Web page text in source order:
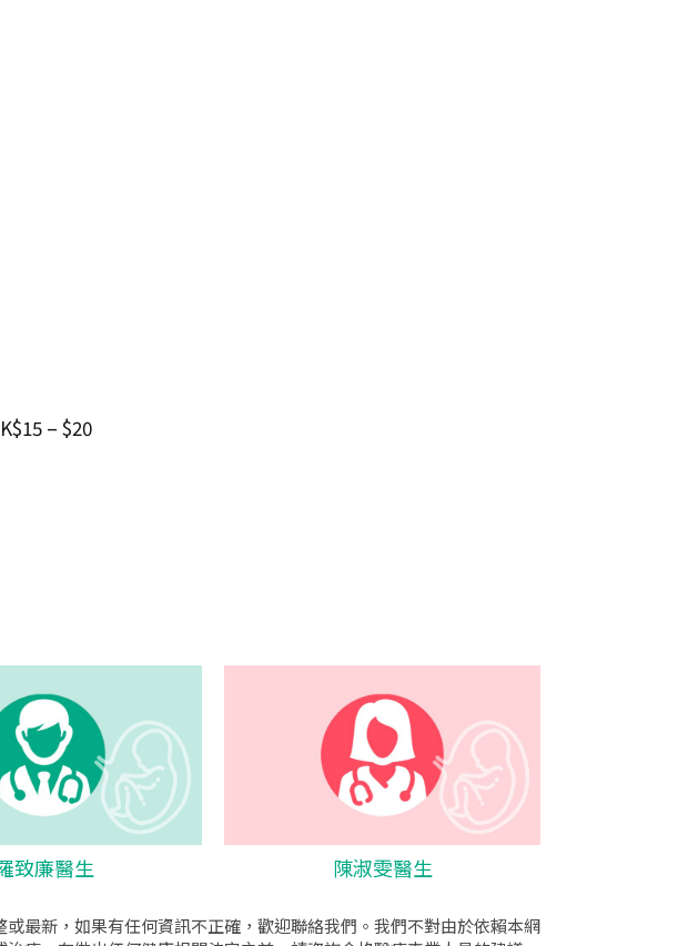
– $20
致廉醫生 陳淑雯醫生
最新，如果有任何資訊不正確，歡迎聯絡我們。我們不對由於依賴本網